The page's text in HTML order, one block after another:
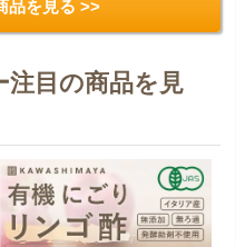
品を見る >>
注目の商品を見